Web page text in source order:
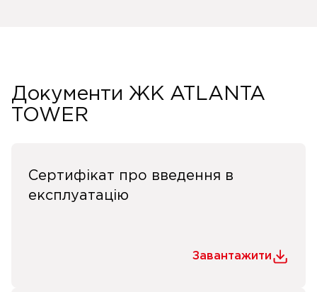
Документи ЖК ATLANTA
TOWER
Сертифікат про введення в
експлуатацію
Завантажити